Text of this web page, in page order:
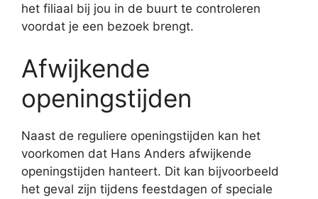
het filiaal bij jou in de buurt te controleren
voordat je een bezoek brengt.
Afwijkende
openingstijden
Naast de reguliere openingstijden kan het
voorkomen dat Hans Anders afwijkende
openingstijden hanteert. Dit kan bijvoorbeeld
het geval zijn tijdens feestdagen of speciale